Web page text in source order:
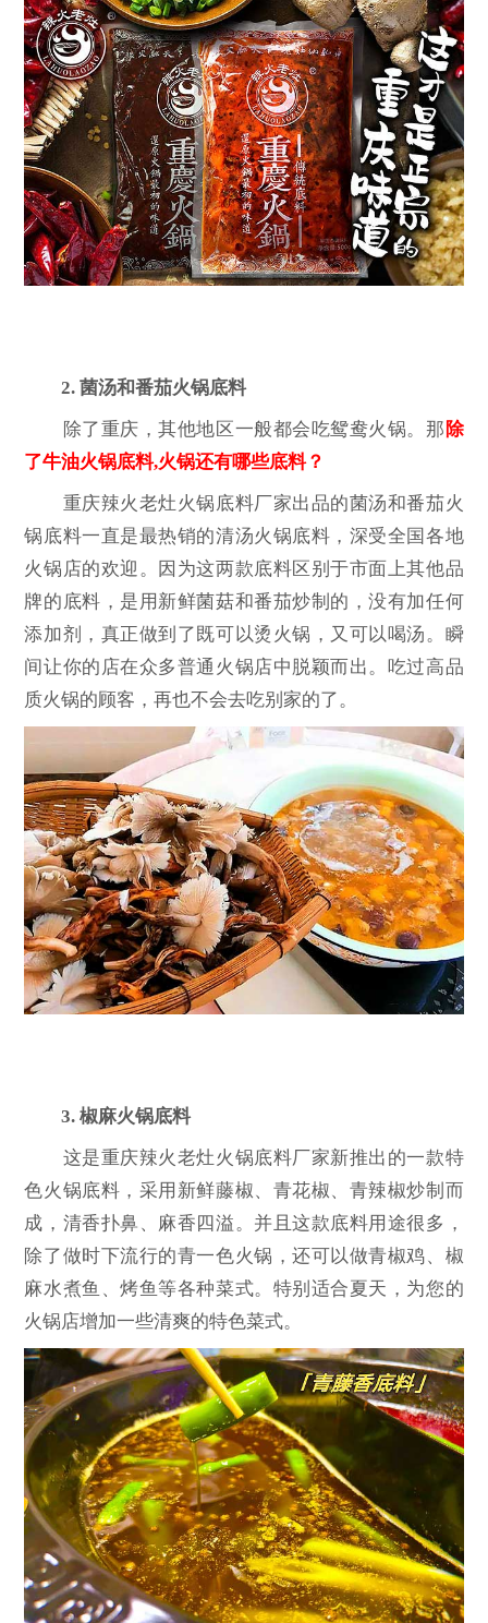
2. 菌汤和番茄火锅底料
除了重庆，其他地区一般都会吃鸳鸯火锅。那 除
了牛油火锅底料,火锅还有哪些底料？
重庆辣火老灶火锅底料厂家出品的菌汤和番茄火
锅底料一直是最热销的清汤火锅底料，深受全国各地
火锅店的欢迎。因为这两款底料区别于市面上其他品
牌的底料，是用新鲜菌菇和番茄炒制的，没有加任何
添加剂，真正做到了既可以烫火锅，又可以喝汤。瞬
间让你的店在众多普通火锅店中脱颖而出。吃过高品
质火锅的顾客，再也不会去吃别家的了。
3. 椒麻火锅底料
这是重庆辣火老灶火锅底料厂家新推出的一款特
色火锅底料，采用新鲜藤椒、青花椒、青辣椒炒制而
成，清香扑鼻、麻香四溢。并且这款底料用途很多，
除了做时下流行的青一色火锅，还可以做青椒鸡、椒
麻水煮鱼、烤鱼等各种菜式。特别适合夏天，为您的
火锅店增加一些清爽的特色菜式。